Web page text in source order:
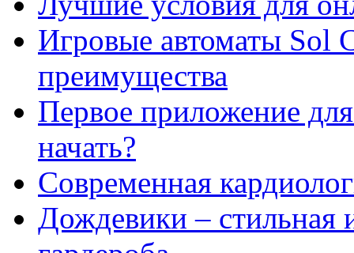
Игровые автоматы Sol
преимущества
Первое приложение
начать?
Современная
Дождевики – стильная